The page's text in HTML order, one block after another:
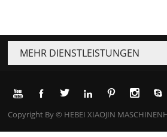
MEHR DIENSTLEISTUNGEN
      
Copyright By © HEBEI XIAOJIN